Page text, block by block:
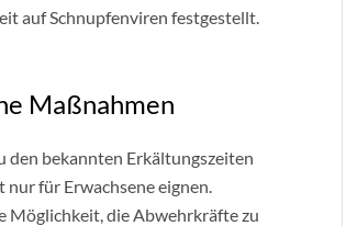
auf Schnupfenviren festgestellt.
Maßnahmen
den bekannten Erkältungszeiten
für Erwachsene eignen.
Möglichkeit, die Abwehrkräfte zu